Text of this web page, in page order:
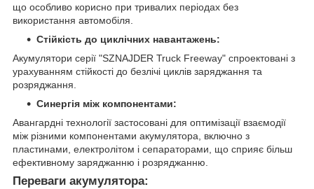
що особливо корисно при тривалих періодах без
використання автомобіля.
Стійкість до циклічних навантажень:
Акумулятори серії "SZNAJDER Truck Freeway" спроектовані з
урахуванням стійкості до безлічі циклів заряджання та
розряджання.
Синергія між компонентами:
Авангардні технології застосовані для оптимізації взаємодії
між різними компонентами акумулятора, включно з
пластинами, електролітом і сепараторами, що сприяє більш
ефективному заряджанню і розряджанню.
Переваги акумулятора: